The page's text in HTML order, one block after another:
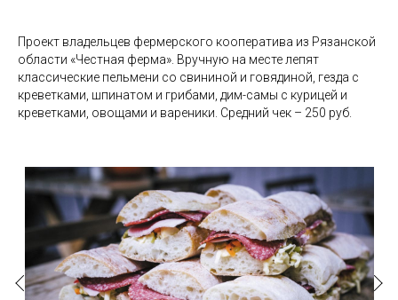
Проект владельцев фермерского кооператива из Рязанской
области «Честная ферма». Вручную на месте лепят
классические пельмени со свининой и говядиной, гезда с
креветками, шпинатом и грибами, дим-самы с курицей и
креветками, овощами и вареники. Средний чек – 250 руб.